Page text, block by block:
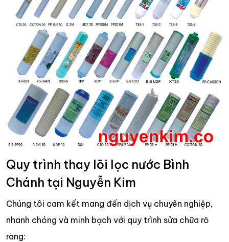
Quy trình thay lõi lọc nước Bình
Chánh tại Nguyễn Kim
Chúng tôi cam kết mang đến dịch vụ chuyên nghiệp,
nhanh chóng và minh bạch với quy trình sửa chữa rõ
ràng: